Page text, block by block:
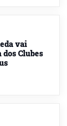
vai
Clubes